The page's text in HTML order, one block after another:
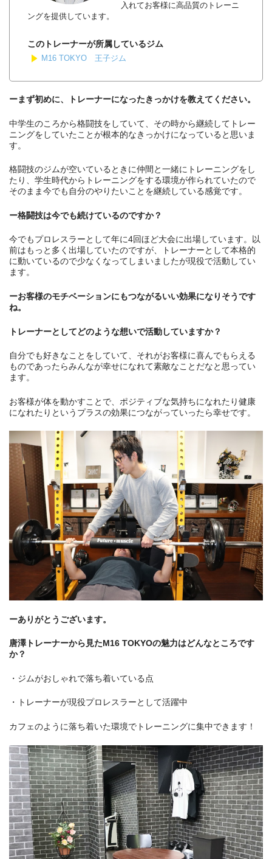
入れてお客様に高品質のトレーニ
ングを提供しています。
このトレーナーが所属しているジム
M16 TOKYO 王子ジム
ーまず初めに、トレーナーになったきっかけを教えてください。
中学生のころから格闘技をしていて、その時から継続してトレー
ニングをしていたことが根本的なきっかけになっていると思いま
す。
格闘技のジムが空いているときに仲間と一緒にトレーニングをし
たり、学生時代からトレーニングをする環境が作られていたので
そのまま今でも自分のやりたいことを継続している感覚です。
ー格闘技は今でも続けているのですか？
今でもプロレスラーとして年に4回ほど大会に出場しています。以
前はもっと多く出場していたのですが、トレーナーとして本格的
に動いているので少なくなってしまいましたが現役で活動してい
ます。
ーお客様のモチベーションにもつながるいい効果になりそうです
ね。
トレーナーとしてどのような想いで活動していますか？
自分でも好きなことをしていて、それがお客様に喜んでもらえる
ものであったらみんなが幸せになれて素敵なことだなと思ってい
ます。
お客様が体を動かすことで、ポジティブな気持ちになれたり健康
になれたりというプラスの効果につながっていったら幸せです。
ーありがとうございます。
唐澤トレーナーから見たM16 TOKYOの魅力はどんなところです
か？
・ジムがおしゃれで落ち着いている点
・トレーナーが現役プロレスラーとして活躍中
カフェのように落ち着いた環境でトレーニングに集中できます！